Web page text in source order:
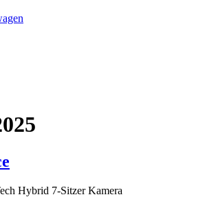
Hybrid 7-Sitzer Kamera